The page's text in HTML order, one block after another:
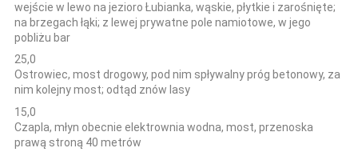
wejście w lewo na jezioro Łubianka, wąskie, płytkie i zarośnięte;
na brzegach łąki; z lewej prywatne pole namiotowe, w jego
pobliżu bar
25,0
Ostrowiec, most drogowy, pod nim spływalny próg betonowy, za
nim kolejny most; odtąd znów lasy
15,0
Czapla, młyn obecnie elektrownia wodna, most, przenoska
prawą stroną 40 metrów